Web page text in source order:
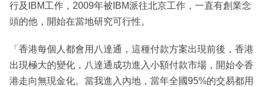
行及IBM工作，2009年被IBM派往北京工作，一直有創業念
頭的他，開始在當地研究可行性。
「香港每個人都會用八達通，這種付款方案出現前後，香港
出現極大的變化，八達通成功進入小額付款市場，開始令香
港走向無現金化。當我進入內地，當年全國95%的交易都用